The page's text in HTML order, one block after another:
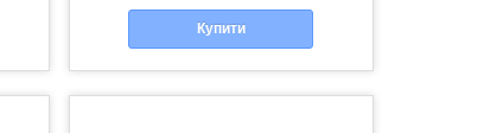
Купити